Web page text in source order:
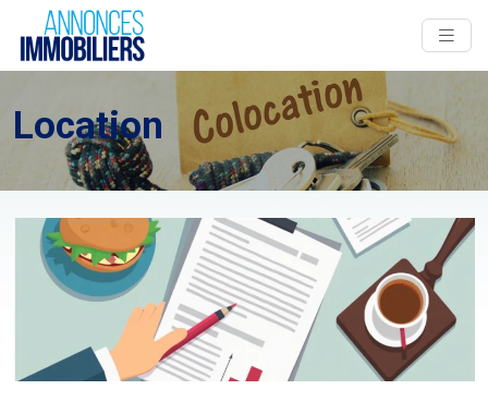
Location